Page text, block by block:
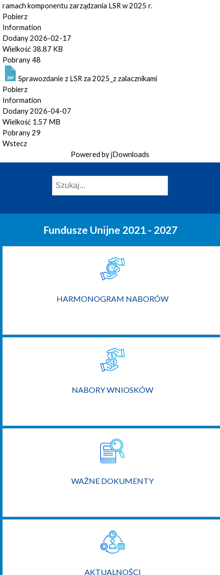
ramach komponentu zarządzania LSR w 2025 r.
Pobierz
Information
Dodany2026-02-17
Wielkość 38.87 KB
Pobrany48
Sprawozdanie z LSR za 2025_z zalacznikami
Pobierz
Information
Dodany2026-04-07
Wielkość 1.57 MB
Pobrany29
Wstecz
Powered by jDownloads
Fundusze Unijne 2021 - 2027
HARMONOGRAM NABORÓW
NABORY WNIOSKÓW
WAŻNE DOKUMENTY
AKTUALNOŚCI